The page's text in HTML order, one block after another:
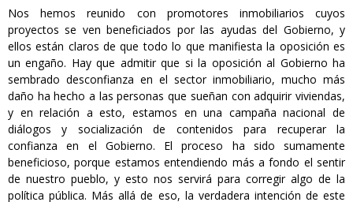
Nos hemos reunido con promotores inmobiliarios cuyos
proyectos se ven beneficiados por las ayudas del Gobierno, y
ellos están claros de que todo lo que manifiesta la oposición es
un engaño. Hay que admitir que si la oposición al Gobierno ha
sembrado desconfianza en el sector inmobiliario, mucho más
daño ha hecho a las personas que sueñan con adquirir viviendas,
y en relación a esto, estamos en una campaña nacional de
diálogos y socialización de contenidos para recuperar la
confianza en el Gobierno. El proceso ha sido sumamente
beneficioso, porque estamos entendiendo más a fondo el sentir
de nuestro pueblo, y esto nos servirá para corregir algo de la
política pública. Más allá de eso, la verdadera intención de este